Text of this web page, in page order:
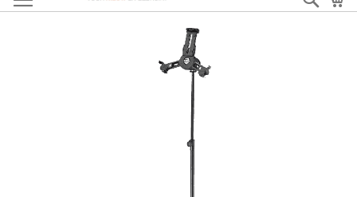
door